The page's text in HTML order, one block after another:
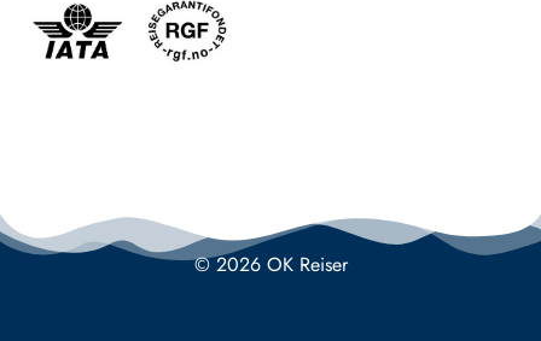
© 2026 OK Reiser